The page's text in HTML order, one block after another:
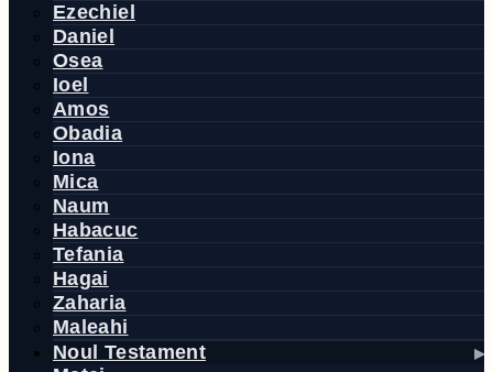
Ezechiel
Daniel
Osea
Ioel
Amos
Obadia
Iona
Mica
Naum
Habacuc
Tefania
Hagai
Zaharia
Maleahi
Noul Testament